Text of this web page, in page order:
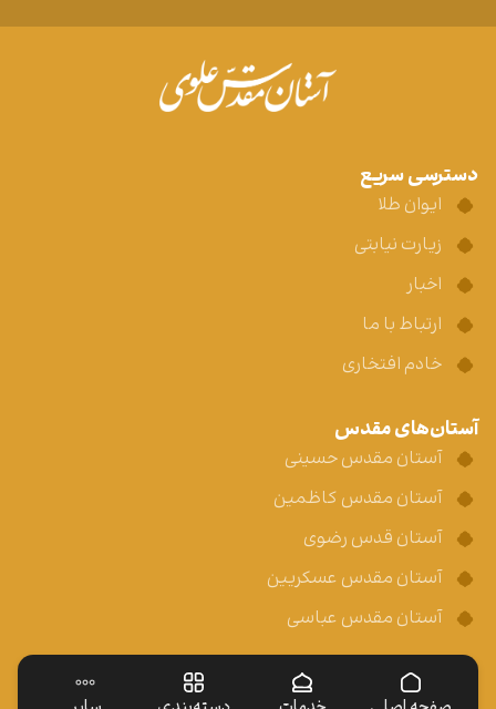
دسترسی سریع
ایوان طلا
زیارت نیابتی
اخبار
ارتباط با ما
خادم افتخاری
آستان‌های مقدس
آستان مقدس حسینی
آستان مقدس کاظمین
آستان قدس رضوی
آستان مقدس عسکریین
آستان مقدس عباسی